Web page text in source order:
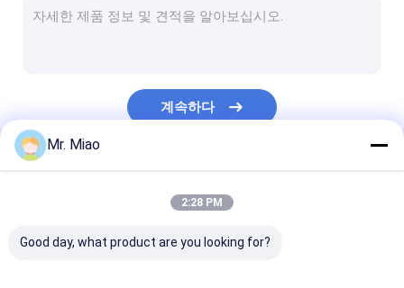
핀 타래관식 열교환기
구리 튜브 코일
계속하다
Mr. Miao
2:28 PM
Good day, what product are you looking for?